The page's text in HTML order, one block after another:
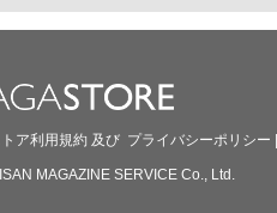
ア利用規約 及び プライバシーポリシー
MAGAZINE SERVICE Co., Ltd.